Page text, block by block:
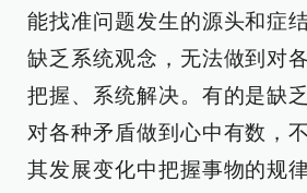
能找准问题发生的源头和症
缺乏系统观念，无法做到对
把握、系统解决。有的是缺
对各种矛盾做到心中有数，
其发展变化中把握事物的规